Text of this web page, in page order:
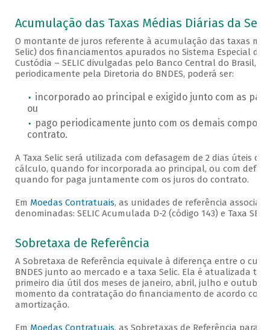
Acumulação das Taxas Médias Diárias da Selic
O montante de juros referente à acumulação das taxas
Selic) dos financiamentos apurados no Sistema Especial de
Custódia – SELIC divulgadas pelo Banco Central do Brasil,
periodicamente pela Diretoria do BNDES, poderá ser:
incorporado ao principal e exigido junto com as
ou
pago periodicamente junto com os demais
contrato.
A Taxa Selic será utilizada com defasagem de 2 dias úteis
cálculo, quando for incorporada ao principal, ou com
quando for paga juntamente com os juros do contrato.
Em Moedas Contratuais, as unidades de referência
denominadas: SELIC Acumulada D-2 (código 143) e Taxa
Sobretaxa de Referência
A Sobretaxa de Referência equivale à diferença entre o
BNDES junto ao mercado e a taxa Selic. Ela é atualizada
primeiro dia útil dos meses de janeiro, abril, julho e outubro
momento da contratação do financiamento de acordo com
amortização.